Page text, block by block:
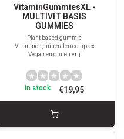
VitaminGummiesXL -
MULTIVIT BASIS
GUMMIES
Plant based gummie
Vitaminen, mineralen complex
Vegan en gluten vrij
€19,95
In stock